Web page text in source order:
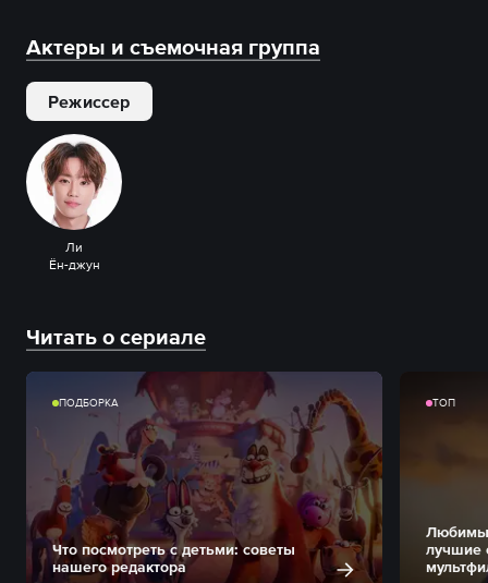
Актеры и съемочная группа
Режиссер
Ли
Ён-джун
Читать о сериале
ПОДБОРКА
Что посмотреть с детьми: советы
нашего редактора
ТОП
лучшие